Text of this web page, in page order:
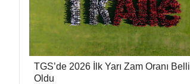
TGS’de 2026 İlk Yarı Zam Oranı Belli
Oldu